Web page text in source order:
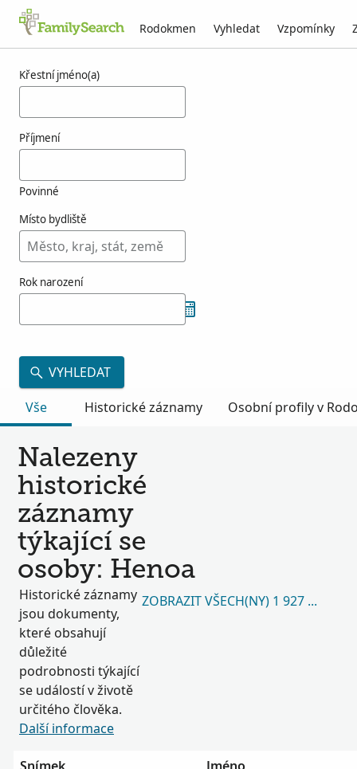
Rodokmen Vyhledat Vzpomínky
Křestní jméno(a)
Příjmení
Povinné
Místo bydliště
Rok narození
VYHLEDAT
Vše
Historické záznamy Osobní profily v
Nalezeny
historické
záznamy
týkající se
osoby: Henoa
Historické záznamy
jsou dokumenty,
které obsahují
důležité
podrobnosti týkající
se událostí v životě
určitého člověka.
Další informace
ZOBRAZIT VŠECH(NY) 1 927 127